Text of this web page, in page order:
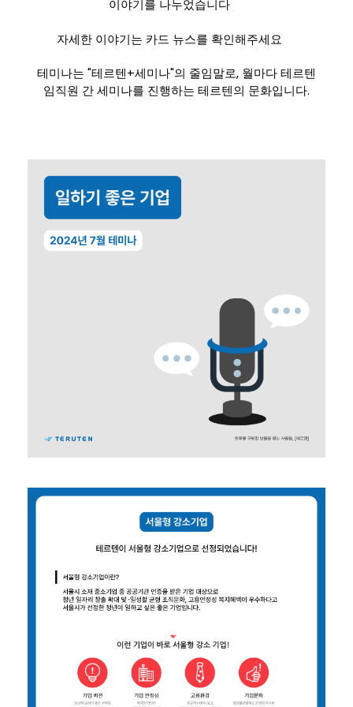
이야기를 나누었습니다
자세한 이야기는 카드 뉴스를 확인해주세요
테미나는 "테르텐+세미나"의 줄임말로, 월마다 테르텐
임직원 간 세미나를 진행하는 테르텐의 문화입니다.